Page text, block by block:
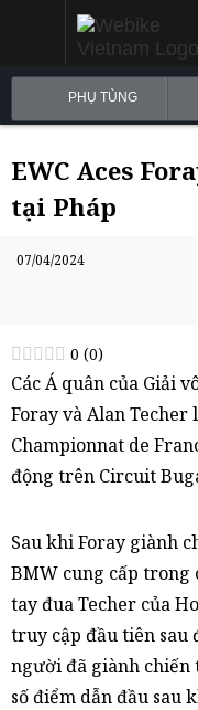
PHỤ TÙNG
EWC Aces
tại Pháp
07/04/2024
0 (0)
Các Á quân của Giải
Foray và Alan
Championnat de
động trên Circuit
Sau khi Foray giành
BMW cung cấp trong
tay đua Techer của
truy cập đầu tiên sau
người đã giành chiến
số điểm dẫn đầu sau